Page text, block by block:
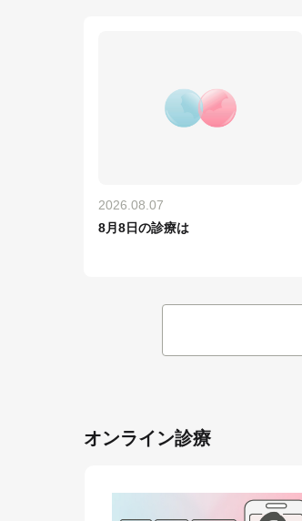
2026.08.07
8月8日の診療は
オンライン診療